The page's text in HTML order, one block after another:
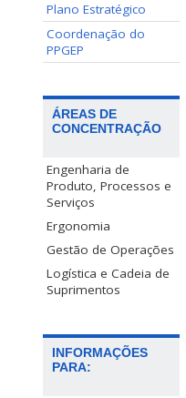
Plano Estratégico
Coordenação do
PPGEP
ÁREAS DE
CONCENTRAÇÃO
Engenharia de
Produto, Processos e
Serviços
Ergonomia
Gestão de Operações
Logística e Cadeia de
Suprimentos
INFORMAÇÕES
PARA: